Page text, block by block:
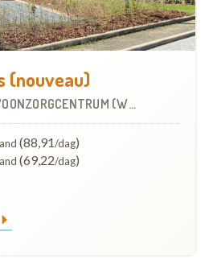
(nouveau)
(WZC)
(88,91/dag)
(69,22/dag)